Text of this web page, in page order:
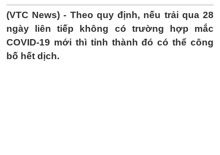
(VTC News) - Theo quy định, nếu trải qua 28
ngày liên tiếp không có trường hợp mắc
COVID-19 mới thì tỉnh thành đó có thể công
bố hết dịch.